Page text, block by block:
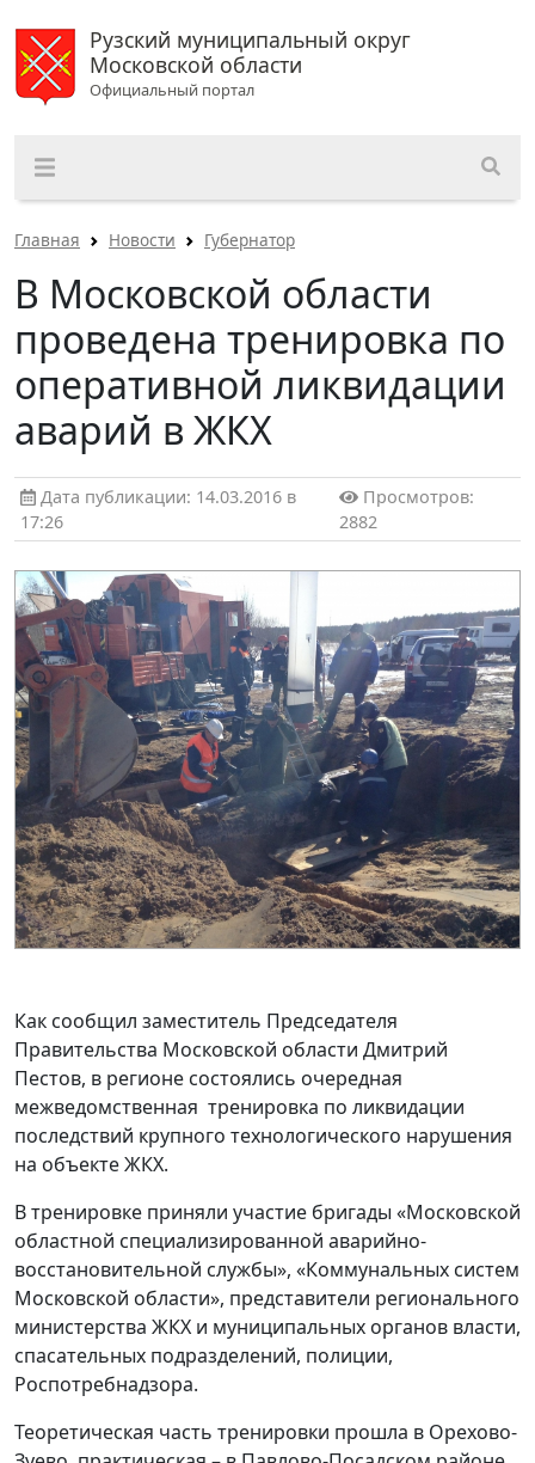
Рузский муниципальный округ
Московской области
Официальный портал
Главная Новости Губернатор
В Московской области
проведена тренировка по
оперативной ликвидации
аварий в ЖКХ
Дата публикации: 14.03.2016 в
17:26
Просмотров:
2882
Как сообщил заместитель Председателя
Правительства Московской области Дмитрий
Пестов, в регионе состоялись очередная
межведомственная тренировка по ликвидации
последствий крупного технологического нарушения
на объекте ЖКХ.
В тренировке приняли участие бригады «Московской
областной специализированной аварийно-
восстановительной службы», «Коммунальных систем
Московской области», представители регионального
министерства ЖКХ и муниципальных органов власти,
спасательных подразделений, полиции,
Роспотребнадзора.
Теоретическая часть тренировки прошла в Орехово-